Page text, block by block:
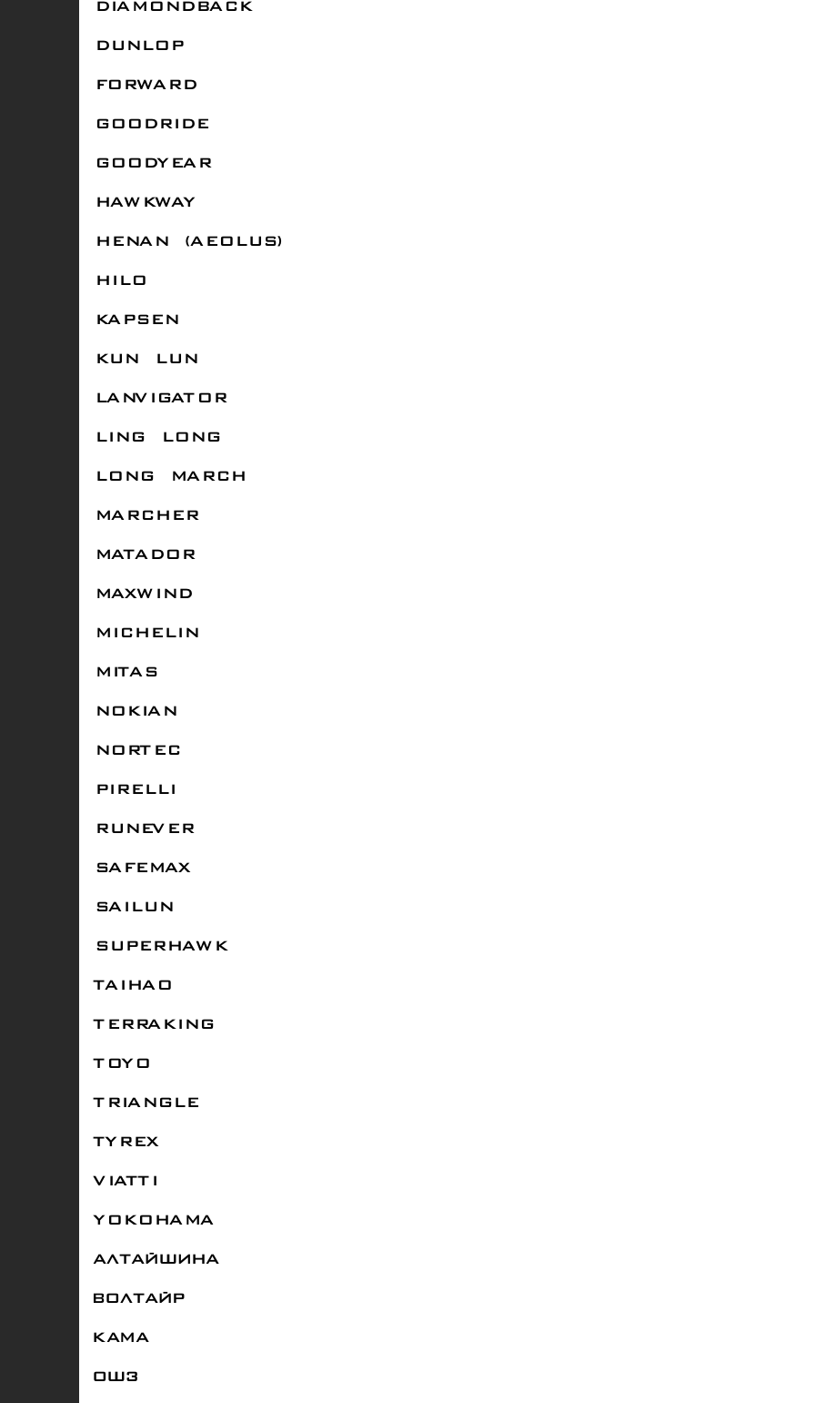
DIAMONDBACK
DUNLOP
FORWARD
GOODRIDE
GOODYEAR
HAWKWAY
HENAN (AEOLUS)
HILO
KAPSEN
KUN LUN
LANVIGATOR
LING LONG
LONG MARCH
MARCHER
MATADOR
MAXWIND
MICHELIN
MITAS
NOKIAN
NORTEC
PIRELLI
RUNEVER
SAFEMAX
SAILUN
SUPERHAWK
TAIHAO
TERRAKING
TOYO
TRIANGLE
TYREX
VIATTI
YOKOHAMA
АЛТАЙШИНА
ВОЛТАЙР
КАМА
ОШЗ